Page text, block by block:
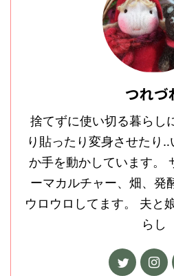
つれづ
捨てずに使い切る暮らし
り貼ったり変身させたり
か手を動かしています。
ーマカルチャー、畑、発
ウロウロしてます。 夫と
らし